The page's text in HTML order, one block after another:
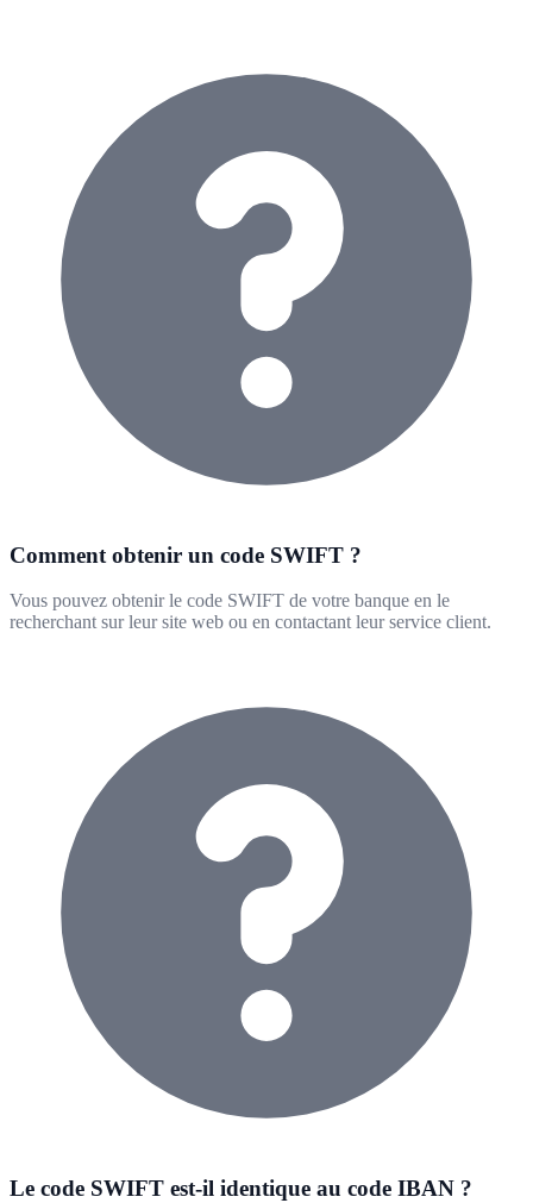
Comment obtenir un code SWIFT ?
Vous pouvez obtenir le code SWIFT de votre banque en le
recherchant sur leur site web ou en contactant leur service client.
Le code SWIFT est-il identique au code IBAN ?